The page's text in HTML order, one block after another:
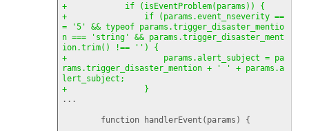
+            if
( isEventProblem( params ) )
{
+                if
( params.event_nseverity ==
= '5' && typeof params.trigger_disaster_mentio
n === 'string' && params.trigger_disaster_ment
ion.trim( ) !== '' )
{
+                    params.alert_subject = pa
rams.trigger_disaster_mention + ' ' + params.a
lert_subject;
+
}
...
        function handlerEvent
( params )
{